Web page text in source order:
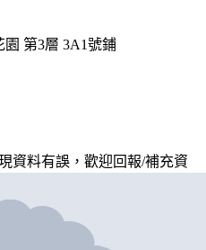
第3層 3A1號鋪
資料有誤，歡迎回報/補充資